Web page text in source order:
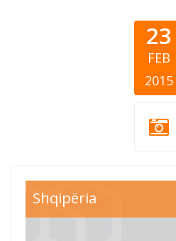
23
FEB
2015
Shqipëria